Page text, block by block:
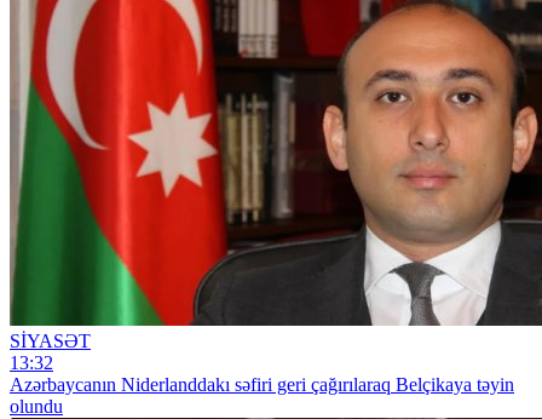
SİYASƏT
13:32
Azərbaycanın Niderlanddakı səfiri geri çağırılaraq Belçikaya təyin
olundu